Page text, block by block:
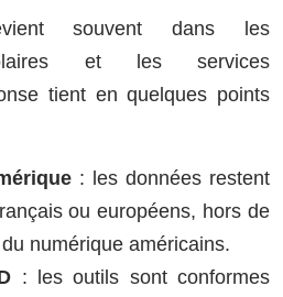
souvent dans les
et les services
tient en quelques points
: les données restent
ou européens, hors de
numérique américains.
: les outils sont conformes